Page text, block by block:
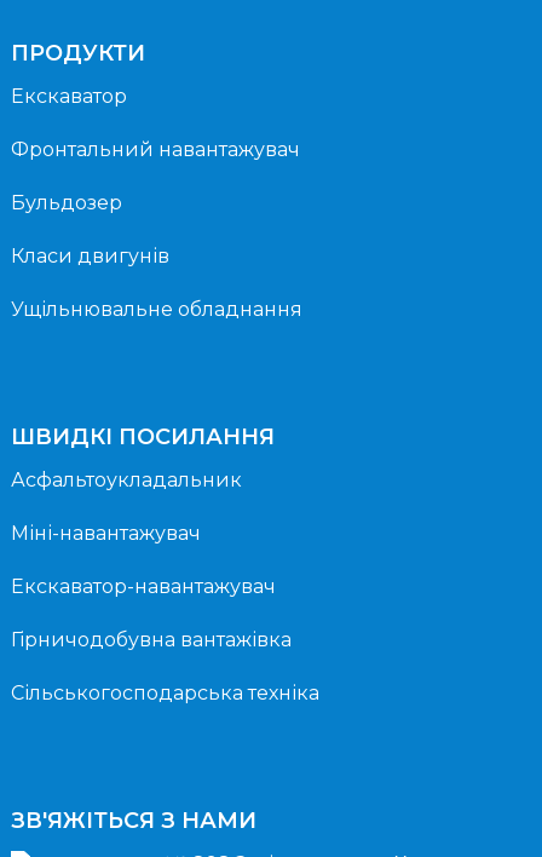
ПРОДУКТИ
Екскаватор
Фронтальний навантажувач
Бульдозер
Класи двигунів
Ущільнювальне обладнання
ШВИДКІ ПОСИЛАННЯ
Асфальтоукладальник
Міні-навантажувач
Екскаватор-навантажувач
Гірничодобувна вантажівка
Сільськогосподарська техніка
ЗВ'ЯЖІТЬСЯ З НАМИ